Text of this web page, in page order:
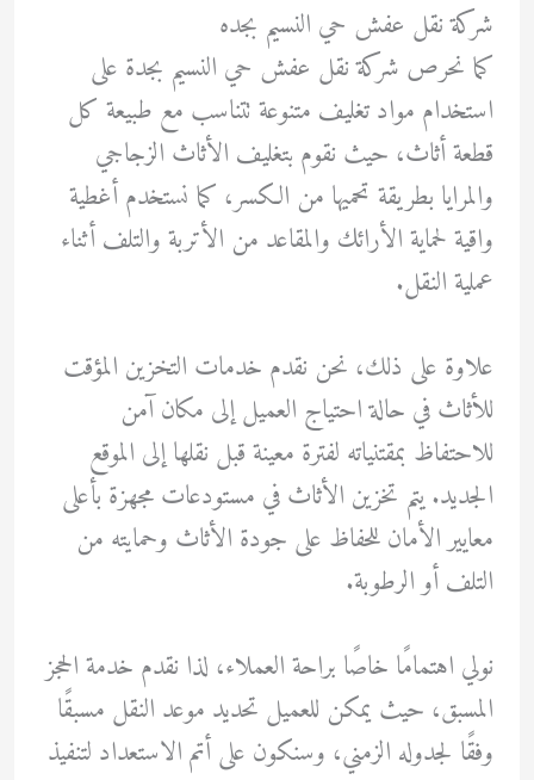
شركة نقل عفش حي النسيم بجده
كما نحرص شركة نقل عفش حي النسيم بجدة على
استخدام مواد تغليف متنوعة تتناسب مع طبيعة كل
قطعة أثاث، حيث نقوم بتغليف الأثاث الزجاجي
والمرايا بطريقة تحميها من الكسر، كما نستخدم أغطية
واقية لحماية الأرائك والمقاعد من الأتربة والتلف أثناء
عملية النقل.
علاوة على ذلك، نحن نقدم خدمات التخزين المؤقت
للأثاث في حالة احتياج العميل إلى مكان آمن
للاحتفاظ بمقتنياته لفترة معينة قبل نقلها إلى الموقع
الجديد. يتم تخزين الأثاث في مستودعات مجهزة بأعلى
معايير الأمان للحفاظ على جودة الأثاث وحمايته من
التلف أو الرطوبة.
نولي اهتمامًا خاصًا براحة العملاء، لذا نقدم خدمة الحجز
المسبق، حيث يمكن للعميل تحديد موعد النقل مسبقًا
وفقًا لجدوله الزمني، وسنكون على أتم الاستعداد لتنفيذ